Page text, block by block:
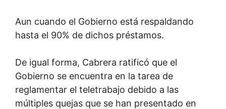
Aun cuando el Gobierno está respaldando
hasta el 90% de dichos préstamos.
De igual forma, Cabrera ratificó que el
Gobierno se encuentra en la tarea de
reglamentar el teletrabajo debido a las
múltiples quejas que se han presentado en